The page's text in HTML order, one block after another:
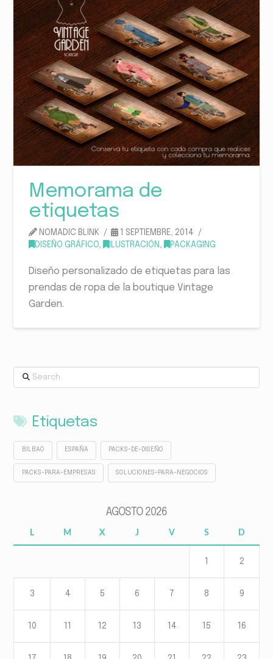
Memorama de
etiquetas
NOMADIC BLINK
1 SEPTIEMBRE, 2014
DISEÑO GRÁFICO, ILUSTRACIÓN , PACKAGING
Diseño personalizado de etiquetas para las
prendas de ropa de la boutique Vintage
Garden.
Search
Etiquetas
BILBAO ESPAÑA PACKS-DE-DISEÑO
PACKS-PARA-EMPRESAS SOLUCIONES-PARA-NEGOCIOS
AGOSTO 2026
L M X J V S D
2
3 4 5 6 7 8 9
10 12 13 14 15 16